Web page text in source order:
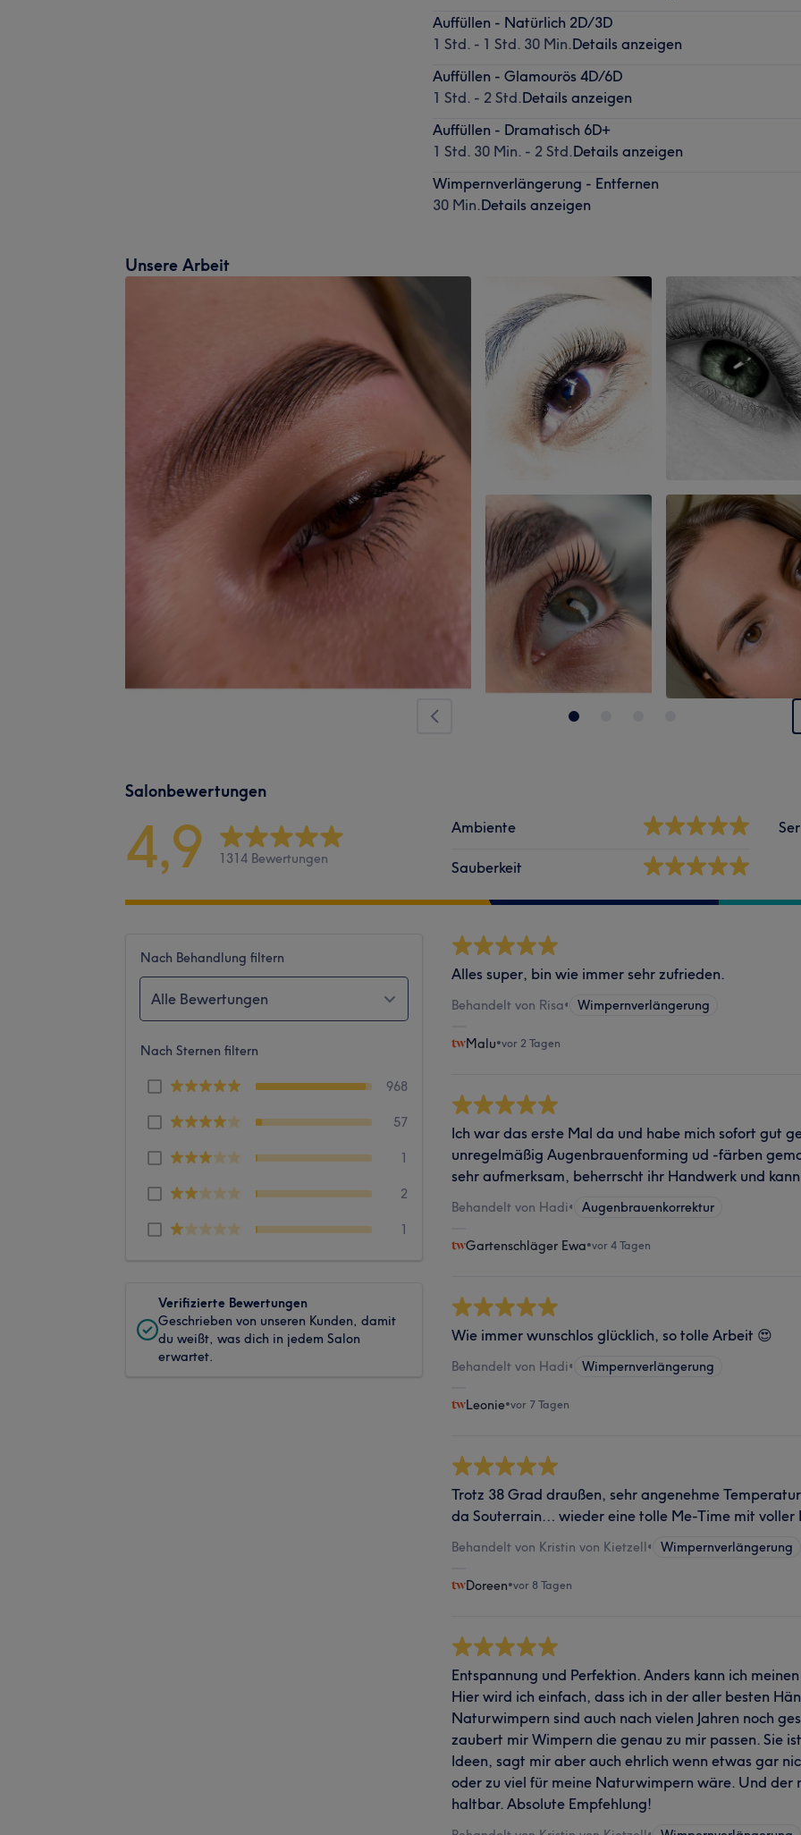
Auffüllen - Natürlich 2D/3D
1 Std. - 1 Std. 30 Min.Details anzeigen
Auffüllen - Glamourös 4D/6D
1 Std. - 2 Std.Details anzeigen
Auffüllen - Dramatisch 6D+
1 Std. 30 Min. - 2 Std.Details anzeigen
Wimpernverlängerung - Entfernen
30 Min.Details anzeigen
Unsere Arbeit
Salonbewertungen
4,9 1314 Bewertungen
Ambiente
Sauberkeit
Nach Behandlung filtern
Alle Bewertungen
Nach Sternen filtern
968
57
1
2
1
Verifizierte Bewertungen
Geschrieben von unseren Kunden, damit
du weißt, was dich in jedem Salon
erwartet.
Alles super, bin wie immer sehr zufrieden.
Behandelt von Risa• Wimpernverlängerung
Malu•vor 2 Tagen
Ich war das erste Mal da und habe mich sofort gut
unregelmäßig Augenbrauenforming ud -färben
sehr aufmerksam, beherrscht ihr Handwerk und
Behandelt von Hadi• Augenbrauenkorrektur
Gartenschläger Ewa•vor 4 Tagen
Wie immer wunschlos glücklich, so tolle Arbeit 😍
Behandelt von Hadi• Wimpernverlängerung
Leonie•vor 7 Tagen
Trotz 38 Grad draußen, sehr angenehme
da Souterrain… wieder eine tolle Me-Time mit voller
Behandelt von Kristin von Kietzell• Wimpernverlängerung
Doreen•vor 8 Tagen
Entspannung und Perfektion. Anders kann ich
Hier wird ich einfach, dass ich in der aller besten
Naturwimpern sind auch nach vielen Jahren noch
zaubert mir Wimpern die genau zu mir passen. Sie
Ideen, sagt mir aber auch ehrlich wenn etwas gar
oder zu viel für meine Naturwimpern wäre. Und der
haltbar. Absolute Empfehlung!